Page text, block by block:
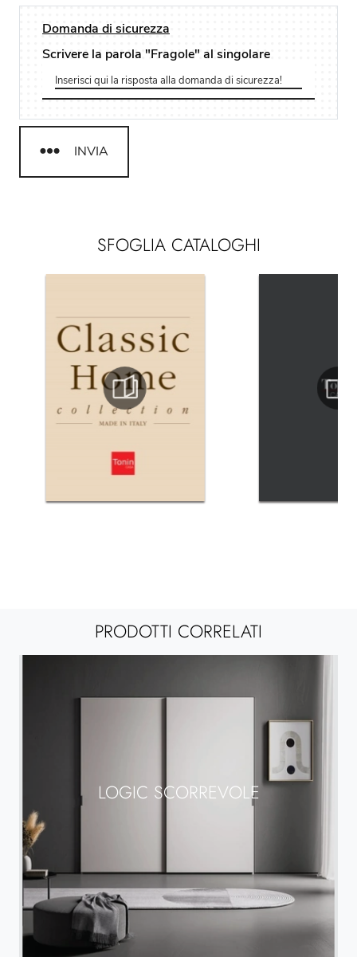
SFOGLIA CATALOGHI
Domanda di sicurezza
Scrivere la parola "Fragole" al singolare
INVIA
PRODOTTI CORRELATI
LOGIC SCORREVOLE